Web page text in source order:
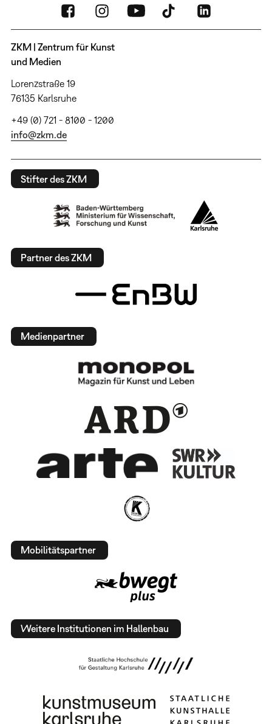
ZKM | Zentrum für Kunst
und Medien
Lorenzstraße 19
76135 Karlsruhe
+49 (0) 721 - 8100 - 1200
info@zkm.de
Stifter des ZKM
Partner des ZKM
Medienpartner
Mobilitätspartner
Weitere Institutionen im Hallenbau